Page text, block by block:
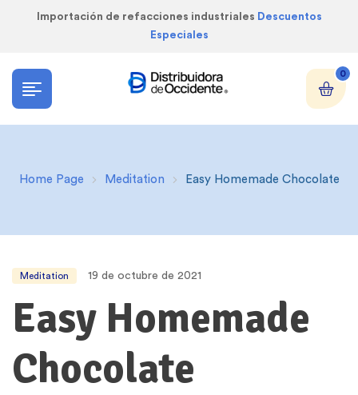
Importación de refacciones industriales Descuentos
Especiales
0
Home Page Meditation Easy Homemade Chocolate
Meditation 19 de octubre de 2021
Easy Homemade
Chocolate